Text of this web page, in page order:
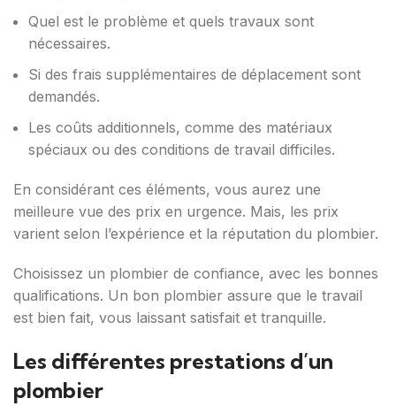
Quel est le problème et quels travaux sont
nécessaires.
Si des frais supplémentaires de déplacement sont
demandés.
Les coûts additionnels, comme des matériaux
spéciaux ou des conditions de travail difficiles.
En considérant ces éléments, vous aurez une
meilleure vue des prix en urgence. Mais, les prix
varient selon l’expérience et la réputation du plombier.
Choisissez un plombier de confiance, avec les bonnes
qualifications. Un bon plombier assure que le travail
est bien fait, vous laissant satisfait et tranquille.
Les différentes prestations d’un
plombier